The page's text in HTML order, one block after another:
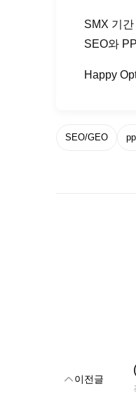
SMX 기
SEO와
Happy
SEO/GEO
이전글